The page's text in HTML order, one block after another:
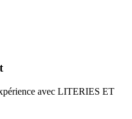
avec LITERIES ET